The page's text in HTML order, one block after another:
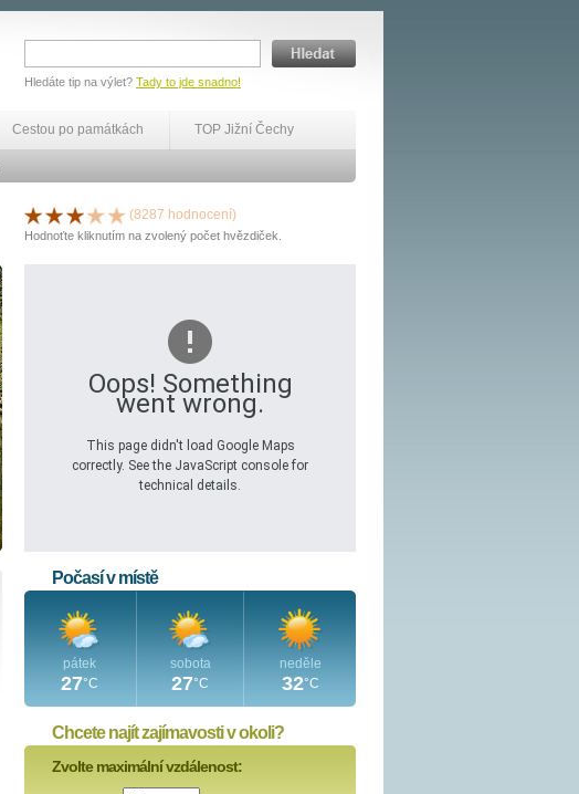
Hledáte tip na výlet? Tady to jde snadno!
Cestou po památkách TOP Jižní Čechy
(8287 hodnocení)
Hodnoťte kliknutím na zvolený počet hvězdiček.
Oops! Something
went wrong.
This page didn't load Google Maps
correctly. See the JavaScript console for
technical details.
Počasí v místě
pátek
27°C
sobota
27°C
neděle
32°C
Chcete najít zajímavosti v okoli?
Zvolte maximální vzdálenost: